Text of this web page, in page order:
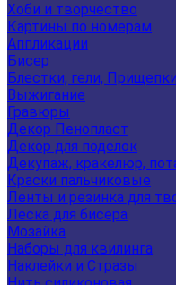
Хоби и творчество
Картины по номерам
Аппликации
Бисер
Блестки, гели,
Выжигание
Гравюры
Декор Пенопласт
Декор для поделок
Декупаж, кракелюр,
Краски пальчиковые
Ленты и резинка для
Леска для бисера
Мозайка
Наборы для квилинга
Наклейки и Стразы